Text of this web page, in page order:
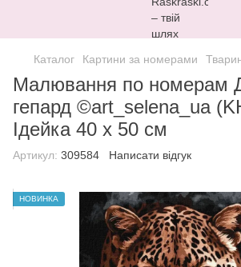
Каталог Картини за номерами
Малювання по номерам
гепард ©art_selena_ua
Ідейка 40 х 50 см
Артикул: 309584 Написати відгук
НОВИНКА